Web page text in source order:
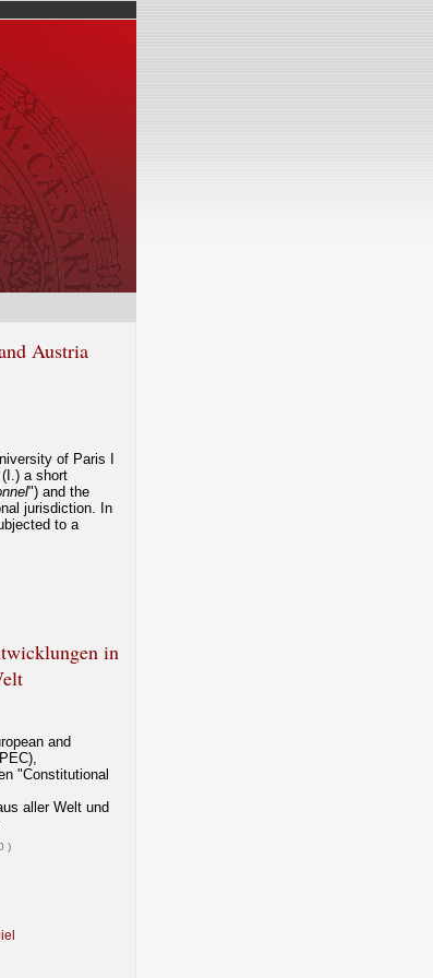
Austria
of Paris I
a short
") and the
jurisdiction. In
to a
in
and
"Constitutional
aller Welt und
)